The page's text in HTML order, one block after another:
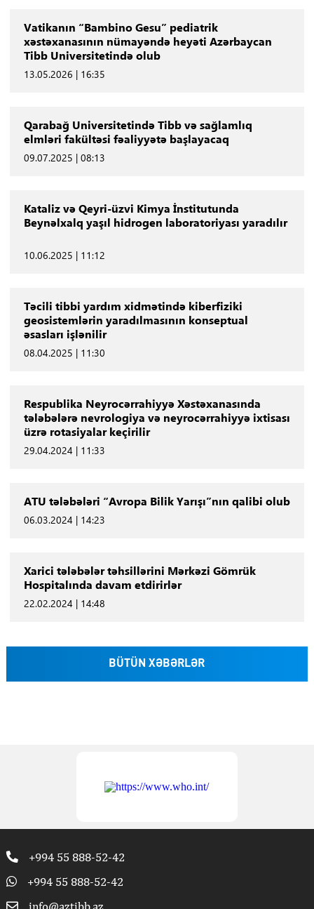
Vatikanın “Bambino Gesu” pediatrik
xəstəxanasının nümayəndə heyəti Azərbaycan
Tibb Universitetində olub
13.05.2026 | 16:35
Qarabağ Universitetində Tibb və sağlamlıq
elmləri fakültəsi fəaliyyətə başlayacaq
09.07.2025 | 08:13
Kataliz və Qeyri-üzvi Kimya İnstitutunda
Beynəlxalq yaşıl hidrogen laboratoriyası yaradılır
10.06.2025 | 11:12
Təcili tibbi yardım xidmətində kiberfiziki
geosistemlərin yaradılmasının konseptual
əsasları işlənilir
08.04.2025 | 11:30
Respublika Neyrocərrahiyyə Xəstəxanasında
tələbələrə nevrologiya və neyrocərrahiyyə ixtisası
üzrə rotasiyalar keçirilir
29.04.2024 | 11:33
ATU tələbələri “Avropa Bilik Yarışı”nın qalibi olub
06.03.2024 | 14:23
Xarici tələbələr təhsillərini Mərkəzi Gömrük
Hospitalında davam etdirirlər
22.02.2024 | 14:48
BÜTÜN XƏBƏRLƏR
+994 55 888-52-42
+994 55 888-52-42
info@aztibb.az